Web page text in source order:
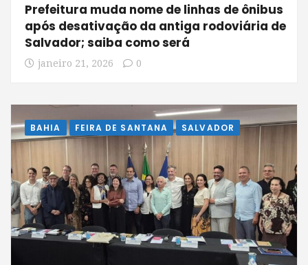
Prefeitura muda nome de linhas de ônibus
após desativação da antiga rodoviária de
Salvador; saiba como será
janeiro 21, 2026 0
BAHIA FEIRA DE SANTANA SALVADOR